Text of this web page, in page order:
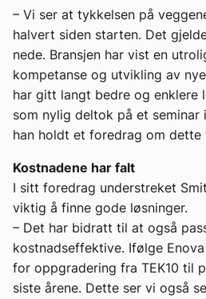
– Vi ser at tykkelsen på
halvert siden starten. Det
nede. Bransjen har vist en
kompetanse og utvikling av
har gitt langt bedre og enklere
som nylig deltok på et seminar
han holdt et foredrag om dette
Kostnadene har falt
I sitt foredrag understreket
viktig å finne gode løsninger.
– Det har bidratt til at også
kostnadseffektive. Ifølge
for oppgradering fra TEK10 til
siste årene. Dette ser vi også